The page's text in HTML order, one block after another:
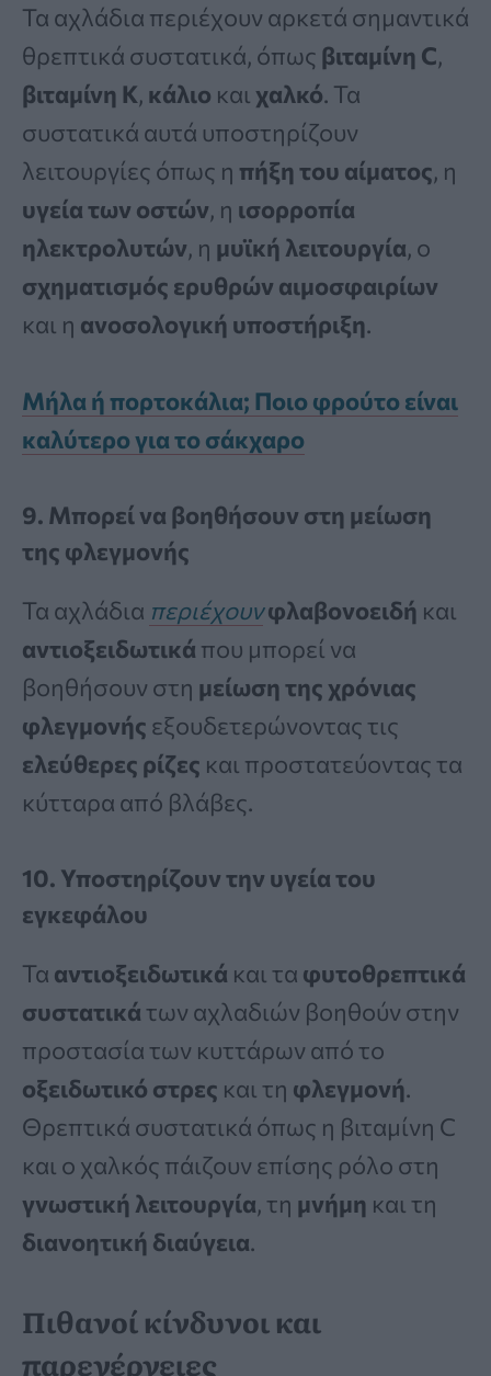
Τα αχλάδια περιέχουν αρκετά σημαντικά
θρεπτικά συστατικά, όπως βιταμίνη C,
βιταμίνη K, κάλιο και χαλκό. Τα
συστατικά αυτά υποστηρίζουν
λειτουργίες όπως η πήξη του αίματος, η
υγεία των οστών, η ισορροπία
ηλεκτρολυτών, η μυϊκή λειτουργία, ο
σχηματισμός ερυθρών αιμοσφαιρίων
και η ανοσολογική υποστήριξη.
Μήλα ή πορτοκάλια; Ποιο φρούτο είναι
καλύτερο για το σάκχαρο
9. Μπορεί να βοηθήσουν στη μείωση
της φλεγμονής
Τα αχλάδια περιέχουνφλαβονοειδή και
αντιοξειδωτικά που μπορεί να
βοηθήσουν στη μείωση της χρόνιας
φλεγμονής εξουδετερώνοντας τις
ελεύθερες ρίζες και προστατεύοντας τα
κύτταρα από βλάβες.
10. Υποστηρίζουν την υγεία του
εγκεφάλου
Τα αντιοξειδωτικά και τα φυτοθρεπτικά
συστατικά των αχλαδιών βοηθούν στην
προστασία των κυττάρων από το
οξειδωτικό στρες και τη φλεγμονή.
Θρεπτικά συστατικά όπως η βιταμίνη C
και ο χαλκός πάιζουν επίσης ρόλο στη
γνωστική λειτουργία, τη μνήμη και τη
διανοητική διαύγεια.
Πιθανοί κίνδυνοι και
παρενέργειες